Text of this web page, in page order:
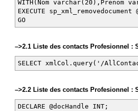
WITH(Nom
EXECUTE sp_xml_removedocument
GO
–>2.1 Liste des contacts Profesionnel :
SELECT xmlCol.query('/
–>2.2 Liste des contacts Profesionnel :
DECLARE @docHandle INT;